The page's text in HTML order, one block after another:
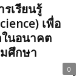
เรียนรู้
เพื่อ
นอนาคต
ศึกษา
0